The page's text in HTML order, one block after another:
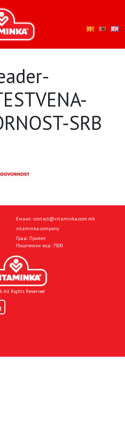
SRB
Емаил: contact@vitaminka.com.mk
vitaminka.company
Град: Прилеп
Поштенски код: 7500
All Rights Reserved